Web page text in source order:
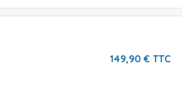
149,90 € TTC